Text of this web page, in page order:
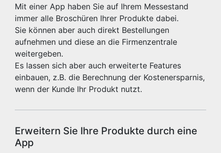
Mit einer App haben Sie auf Ihrem Messestand
immer alle Broschüren Ihrer Produkte dabei.
Sie können aber auch direkt Bestellungen
aufnehmen und diese an die Firmenzentrale
weitergeben.
Es lassen sich aber auch erweiterte Features
einbauen, z.B. die Berechnung der Kostenersparnis,
wenn der Kunde Ihr Produkt nutzt.
Erweitern Sie Ihre Produkte durch eine
App